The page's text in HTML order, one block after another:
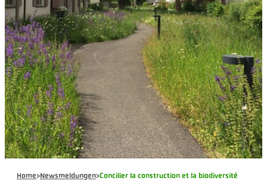
Home>Newsmeldungen>Concilier la construction et la biodiversité